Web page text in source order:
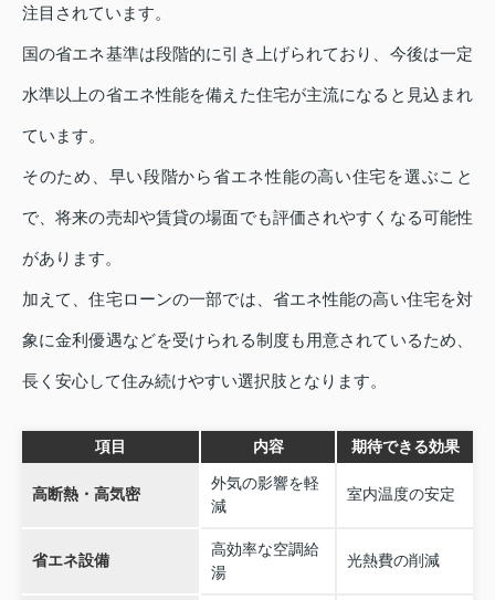
注目されています。
国の省エネ基準は段階的に引き上げられており、今後は一定
水準以上の省エネ性能を備えた住宅が主流になると見込まれ
ています。
そのため、早い段階から省エネ性能の高い住宅を選ぶこと
で、将来の売却や賃貸の場面でも評価されやすくなる可能性
があります。
加えて、住宅ローンの一部では、省エネ性能の高い住宅を対
象に金利優遇などを受けられる制度も用意されているため、
長く安心して住み続けやすい選択肢となります。
項目 内容 期待できる効果
高断熱・高気密
外気の影響を軽
減
室内温度の安定
省エネ設備
高効率な空調給
湯
光熱費の削減